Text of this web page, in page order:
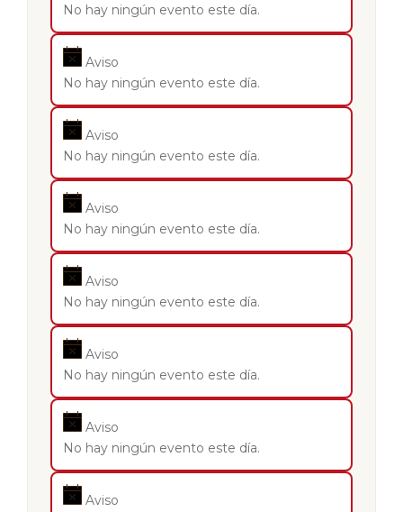
No hay ningún evento este día.
Aviso
No hay ningún evento este día.
Aviso
No hay ningún evento este día.
Aviso
No hay ningún evento este día.
Aviso
No hay ningún evento este día.
Aviso
No hay ningún evento este día.
Aviso
No hay ningún evento este día.
Aviso